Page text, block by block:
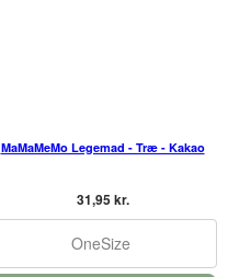
MaMaMeMo Legemad - Træ - Kakao
31,95 kr.
OneSize